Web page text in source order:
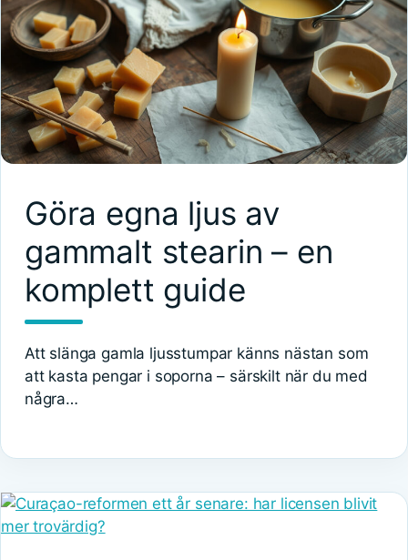
Göra egna ljus av
gammalt stearin – en
komplett guide
Att slänga gamla ljusstumpar känns nästan som
att kasta pengar i soporna – särskilt när du med
några…